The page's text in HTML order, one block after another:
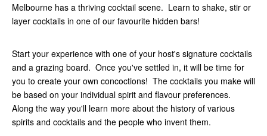
Melbourne has a thriving cocktail scene. Learn to shake, stir or
layer cocktails in one of our favourite hidden bars!
Start your experience with one of your host's signature cocktails
and a grazing board. Once you've settled in, it will be time for
you to create your own concoctions! The cocktails you make will
be based on your individual spirit and flavour preferences.
Along the way you'll learn more about the history of various
spirits and cocktails and the people who invent them.